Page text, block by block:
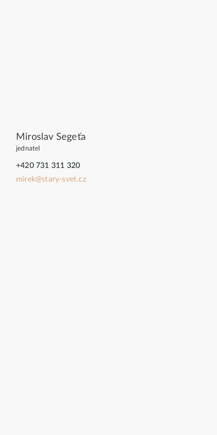
Miroslav Segeťa
jednatel
+420 731 311 320
mirek@stary-svet.cz